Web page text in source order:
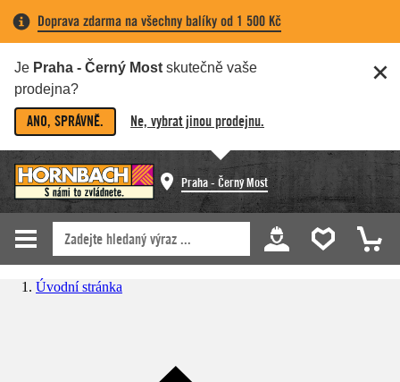
Doprava zdarma na všechny balíky od 1 500 Kč
Je Praha - Černý Most skutečně vaše
prodejna?
ANO, SPRÁVNĚ. Ne, vybrat jinou prodejnu.
Praha - Černý Most
Úvodní stránka